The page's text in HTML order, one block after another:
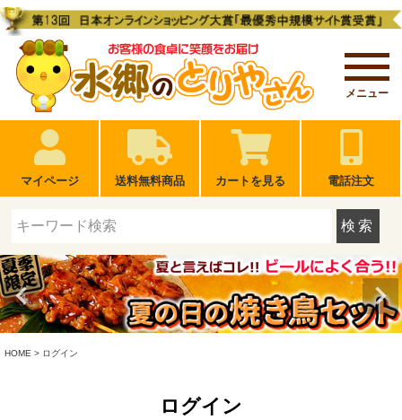
メニュー
マイページ 送料無料商品 カートを見る 電話注文
検索
HOME ログイン
ログイン